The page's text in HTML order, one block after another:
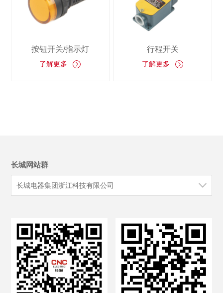
行程开关
了解更多
按钮开关/指示灯
了解更多
长城网站群
长城电器集团浙江科技有限公司